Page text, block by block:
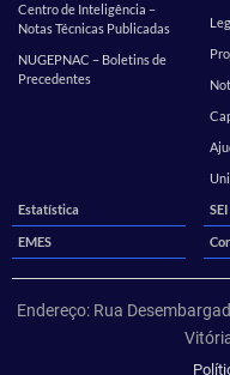
Centro de Inteligência –
Notas Técnicas Publicadas
NUGEPNAC – Boletins de
Precedentes
Estatística
SEI
EMES
Endereço: Rua